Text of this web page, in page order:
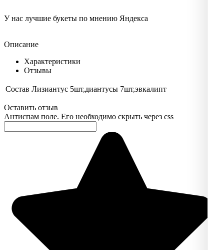
У нас лучшие букеты по мнению Яндекса
Описание
Характеристики
Отзывы
Состав Лизиантус 5шт,диантусы 7шт,эвкалипт
Оставить отзыв
Антиспам поле. Его необходимо скрыть через css